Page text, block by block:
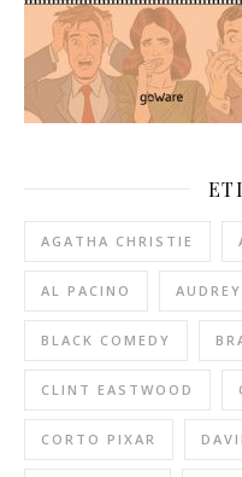
AGATHA CHRISTIE
AL PACINO
BLACK COMEDY
CLINT EASTWOOD
CORTO PIXAR